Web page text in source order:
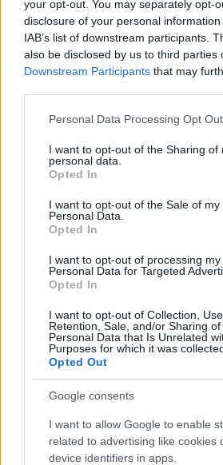
your opt-out. You may separately opt-
disclosure of your personal
IAB’s list of downstream participants.
also be disclosed by us to third parties
Downstream Participants that may
Please note that this website/app uses
not limited to your visit or usage
grant or deny consent to Google and
use your data for below specified
consent section.
Personal Data Processing Opt
I want to opt-out of the Sharing of
personal data.
Opted In
I want to opt-out of the Sale of my
Personal Data.
Opted In
I want to opt-out of processing my
Personal Data for Targeted
Opted In
I want to opt-out of Collection, Use,
Retention, Sale, and/or Sharing of
Personal Data that Is Unrelated
Purposes for which it was
Opted Out
Google consents
I want to allow Google to enable
related to advertising like cookies
device identifiers in apps.
Χριστούγεννα Τροχαία: Ποια
μέτρα για τις γιορτές
Κορονοϊός - έκτακτα μέτρα: Τι
Δευτέρα για καφέ,
μετακινήσεις - Ολόκληρο το ΦΕΚ
03.07.2021 15:57